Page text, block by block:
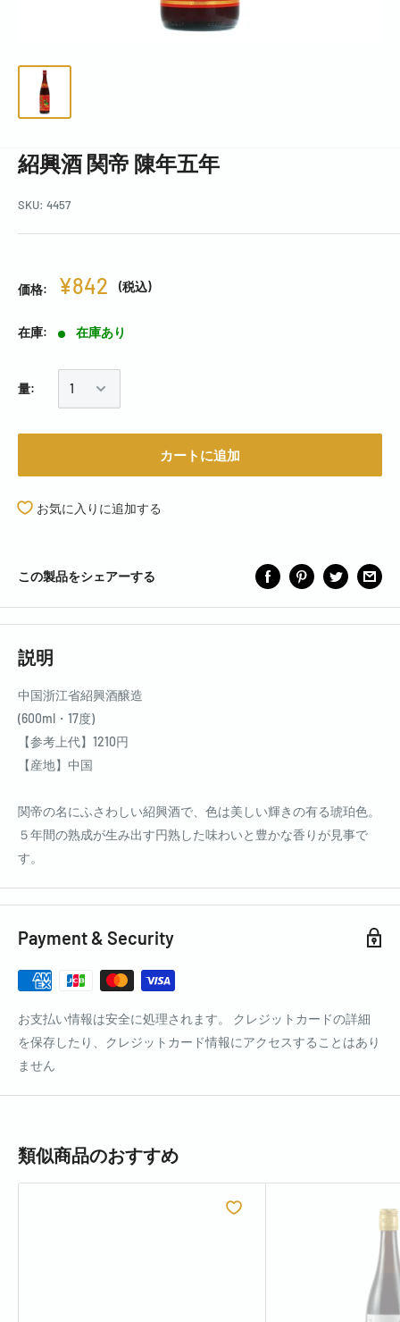
紹興酒 関帝 陳年五年
SKU: 4457
価格: ¥842 (税込)
在庫: 在庫あり
量:
カートに追加
お気に入りに追加する
この製品をシェアーする
説明
中国浙江省紹興酒醸造
(600ml・17度)
【参考上代】1210円
【産地】中国
関帝の名にふさわしい紹興酒で、色は美しい輝きの有る琥珀色。
５年間の熟成が生み出す円熟した味わいと豊かな香りが見事で
す。
Payment & Security
お支払い情報は安全に処理されます。 クレジットカードの詳細
を保存したり、クレジットカード情報にアクセスすることはあり
ません
類似商品のおすすめ